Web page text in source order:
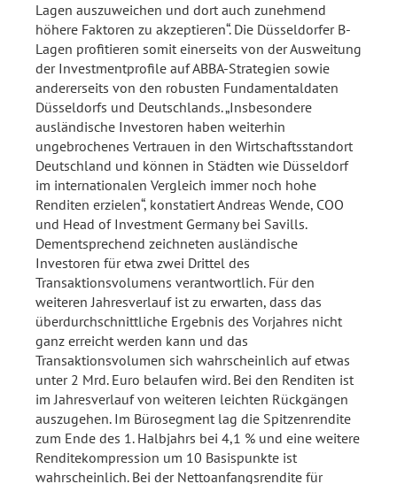
Lagen auszuweichen und dort auch zunehmend
höhere Faktoren zu akzeptieren“. Die Düsseldorfer B-
Lagen profitieren somit einerseits von der Ausweitung
der Investmentprofile auf ABBA-Strategien sowie
andererseits von den robusten Fundamentaldaten
Düsseldorfs und Deutschlands. „Insbesondere
ausländische Investoren haben weiterhin
ungebrochenes Vertrauen in den Wirtschaftsstandort
Deutschland und können in Städten wie Düsseldorf
im internationalen Vergleich immer noch hohe
Renditen erzielen“, konstatiert Andreas Wende, COO
und Head of Investment Germany bei Savills.
Dementsprechend zeichneten ausländische
Investoren für etwa zwei Drittel des
Transaktionsvolumens verantwortlich. Für den
weiteren Jahresverlauf ist zu erwarten, dass das
überdurchschnittliche Ergebnis des Vorjahres nicht
ganz erreicht werden kann und das
Transaktionsvolumen sich wahrscheinlich auf etwas
unter 2 Mrd. Euro belaufen wird. Bei den Renditen ist
im Jahresverlauf von weiteren leichten Rückgängen
auszugehen. Im Bürosegment lag die Spitzenrendite
zum Ende des 1. Halbjahrs bei 4,1 % und eine weitere
Renditekompression um 10 Basispunkte ist
wahrscheinlich. Bei der Nettoanfangsrendite für